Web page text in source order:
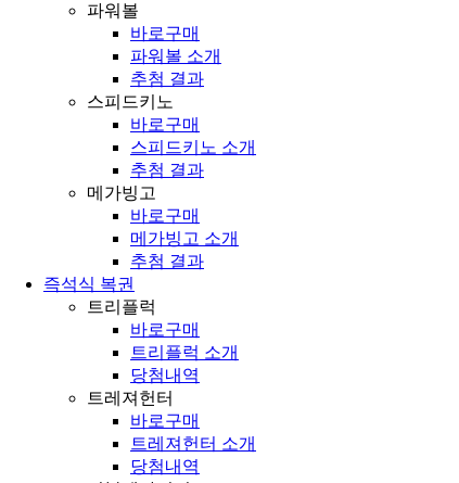
파워볼
바로구매
파워볼 소개
추첨 결과
스피드키노
바로구매
스피드키노 소개
추첨 결과
메가빙고
바로구매
메가빙고 소개
추첨 결과
즉석식 복권
트리플럭
바로구매
트리플럭 소개
당첨내역
트레져헌터
바로구매
트레져헌터 소개
당첨내역